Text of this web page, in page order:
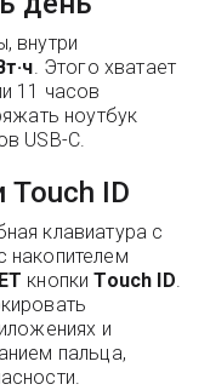
внутри
. Этого хватает
11 часов
ноутбук
USB-C.
Touch ID
клавиатура с
кнопкиTouch ID.
и
пальца,